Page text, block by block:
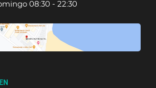
08:30 - 22:30